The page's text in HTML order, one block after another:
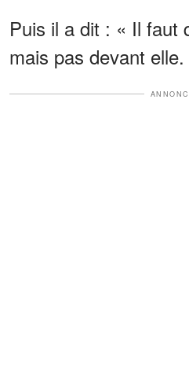
Puis il a dit : « Il faut
mais pas devant elle.